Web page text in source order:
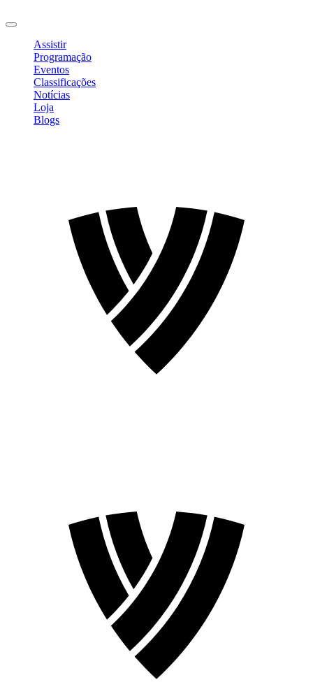
Assistir
Programação
Eventos
Classificações
Notícias
Loja
Blogs